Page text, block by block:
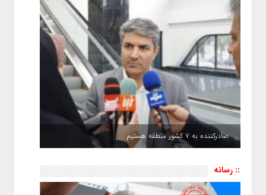
صادرکننده به ۷ کشور منطقه هستیم
:: رسانه